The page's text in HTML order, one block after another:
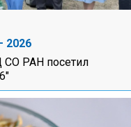
РАН посетил